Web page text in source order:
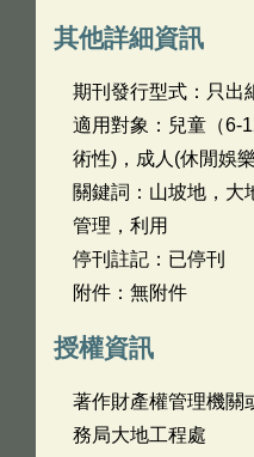
其他詳細資訊
期刊發行型式：只出
適用對象：兒童（6-
術性)，成人(休閒娛
關鍵詞：山坡地，大
管理，利用
停刊註記：已停刊
附件：無附件
授權資訊
著作財產權管理機關
務局大地工程處